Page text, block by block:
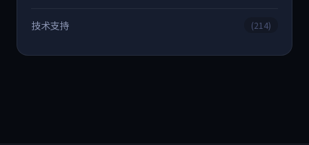
技术支持 (214)